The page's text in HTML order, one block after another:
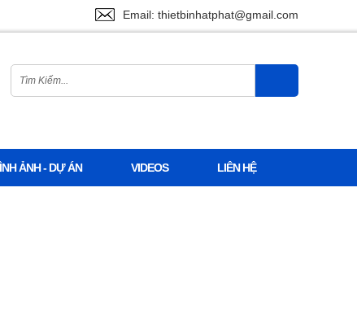
Email: thietbinhatphat@gmail.com
ẢNH - DỰ ÁN VIDEOS LIÊN HỆ